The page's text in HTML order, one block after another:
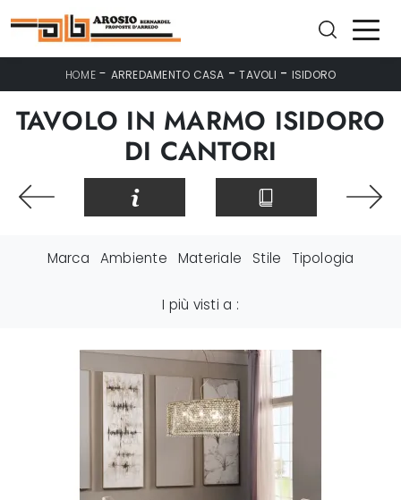
HOME- ARREDAMENTO CASA -TAVOLI - ISIDORO
TAVOLO IN MARMO ISIDORO
DI CANTORI
Marca Ambiente Materiale Stile Tipologia
I più visti a :